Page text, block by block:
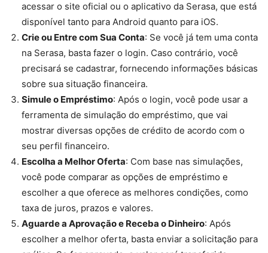
acessar o site oficial ou o aplicativo da Serasa, que está
disponível tanto para Android quanto para iOS.
Crie ou Entre com Sua Conta: Se você já tem uma conta
na Serasa, basta fazer o login. Caso contrário, você
precisará se cadastrar, fornecendo informações básicas
sobre sua situação financeira.
Simule o Empréstimo: Após o login, você pode usar a
ferramenta de simulação do empréstimo, que vai
mostrar diversas opções de crédito de acordo com o
seu perfil financeiro.
Escolha a Melhor Oferta: Com base nas simulações,
você pode comparar as opções de empréstimo e
escolher a que oferece as melhores condições, como
taxa de juros, prazos e valores.
Aguarde a Aprovação e Receba o Dinheiro: Após
escolher a melhor oferta, basta enviar a solicitação para